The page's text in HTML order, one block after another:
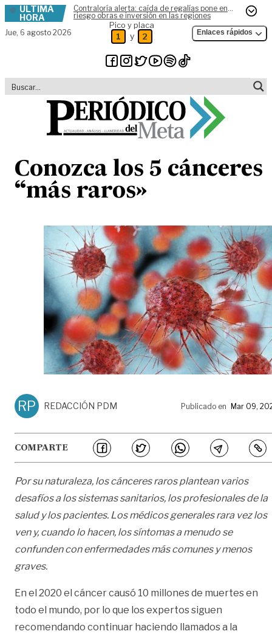
Skip to content
ÚLTIMA
HORA
Contraloría alerta: caída de regalías pone en
riesgo obras e inversión en las regiones
Jue, 6 agosto 2026
Pico y placa
1 y 2 Enlaces rápidos
Conozca los 5 cánceres
“más raros»
RP REDACCIÓN PDM Publicado en Mar 09,
COMPARTE
Por su naturaleza, los cánceres raros plantean varios
desafíos a los sistemas sanitarios, los profesionales de la
salud y los pacientes. Los médicos generales rara vez los
ven y, cuando lo hacen, los síntomas a menudo se
confunden con enfermedades más comunes y menos
graves.
En el 2020 el cáncer causó 10 millones de muertes en
todo el mundo, por lo que los expertos siguen
recomendando continuar haciendo llamados a la